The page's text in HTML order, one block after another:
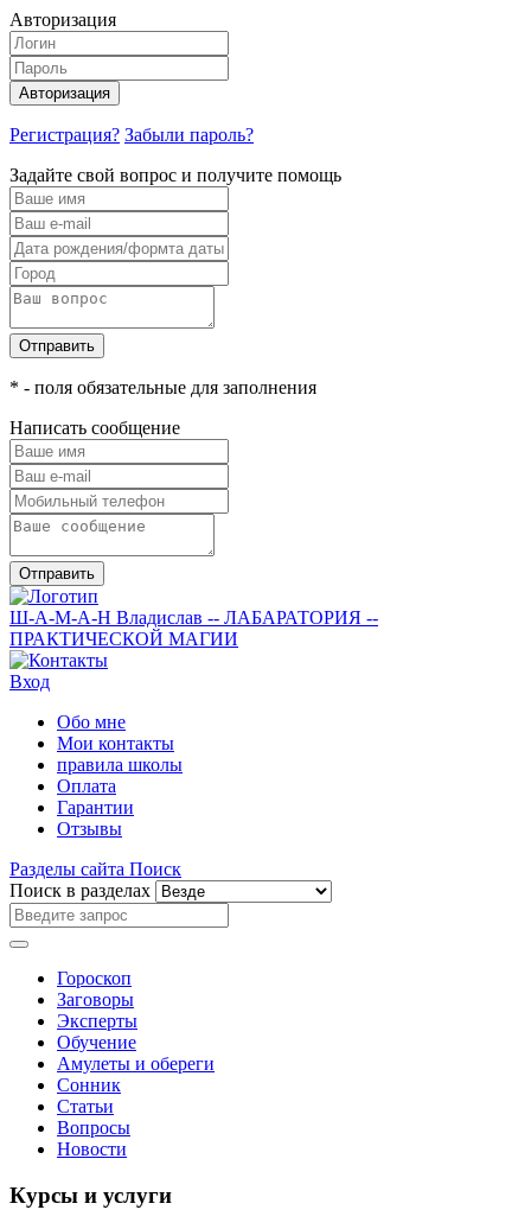
Авторизация
Авторизация
Регистрация? Забыли пароль?
Задайте свой вопрос и получите помощь
Отправить
* - поля обязательные для заполнения
Написать сообщение
Отправить
Ш-А-М-А-Н Владислав -- ЛАБАРАТОРИЯ --
ПРАКТИЧЕСКОЙ МАГИИ
Вход
Обо мне
Мои контакты
правила школы
Оплата
Гарантии
Отзывы
Разделы сайта Поиск
Поиск в разделах
Гороскоп
Заговоры
Эксперты
Обучение
Амулеты и обереги
Сонник
Статьи
Вопросы
Новости
Курсы и услуги